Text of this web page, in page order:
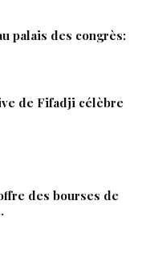
palais des congrès:
de Fifadji célèbre
des bourses de